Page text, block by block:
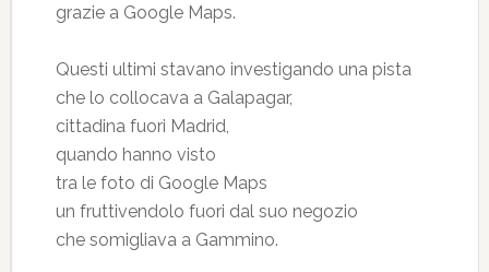
grazie a Google Maps.
Questi ultimi stavano investigando una pista
che lo collocava a Galapagar,
cittadina fuori Madrid,
quando hanno visto
tra le foto di Google Maps
un fruttivendolo fuori dal suo negozio
che somigliava a Gammino.